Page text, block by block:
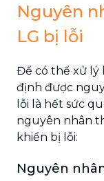
Nguyên
LG bị lỗi
Để có thể xử lý
định được
lỗi là hết sức
nguyên nhân
khiển bị lỗi:
Nguyên